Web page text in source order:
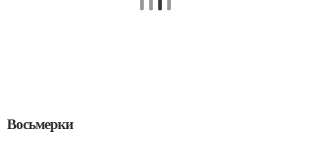
Восьмерки